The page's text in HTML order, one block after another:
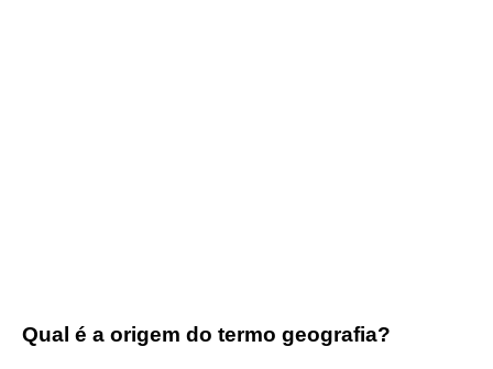
Qual é a origem do termo geografia?